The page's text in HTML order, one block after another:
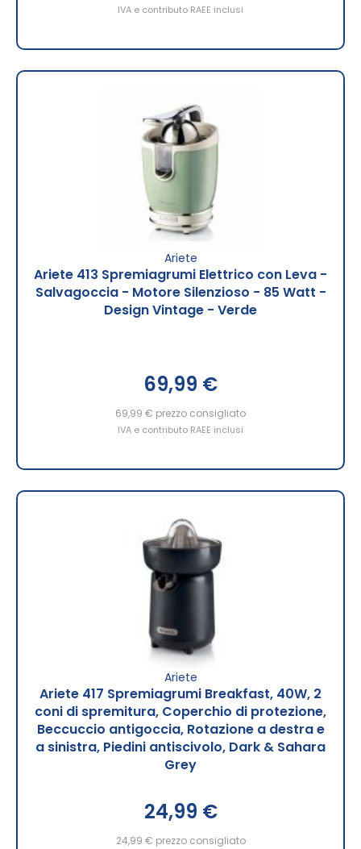
IVA e contributo RAEE inclusi
Ariete
Ariete 413 Spremiagrumi Elettrico con Leva -
Salvagoccia - Motore Silenzioso - 85 Watt -
Design Vintage - Verde
69,99 €
69,99 € prezzo consigliato
IVA e contributo RAEE inclusi
Ariete
Ariete 417 Spremiagrumi Breakfast, 40W, 2
coni di spremitura, Coperchio di protezione,
Beccuccio antigoccia, Rotazione a destra e
a sinistra, Piedini antiscivolo, Dark & Sahara
Grey
24,99 €
24,99 € prezzo consigliato